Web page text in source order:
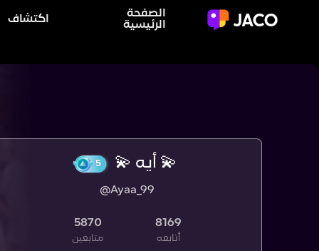
الصفحة
الرئيسية
اكتشاف
💫 أيه 💫
@Ayaa_99
8169
أتابعه
5870
متابعين